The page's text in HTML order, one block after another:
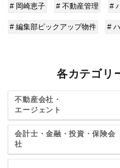
# 岡崎恵子 # 不動産管理 #
# 編集部ピックアップ物件 #
各カテゴリ
不動産会社・
エージェント
会計士・金融・投資・保険会
社